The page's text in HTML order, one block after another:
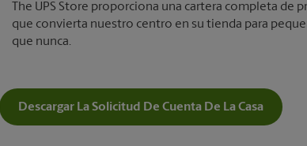
The UPS Store proporciona una cartera completa
que convierta nuestro centro en su tienda para
que nunca.
Descargar La Solicitud De Cuenta De La Casa